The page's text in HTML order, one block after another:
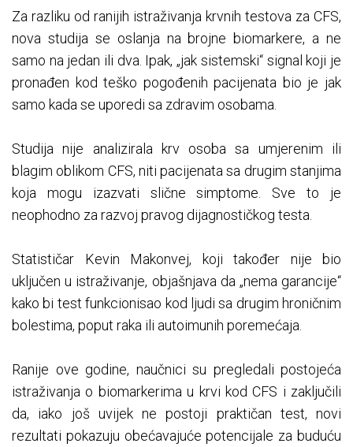
Za razliku od ranijih istraživanja krvnih testova za CFS,
nova studija se oslanja na brojne biomarkere, a ne
samo na jedan ili dva. Ipak, „jak sistemski“ signal koji je
pronađen kod teško pogođenih pacijenata bio je jak
samo kada se uporedi sa zdravim osobama.
Studija nije analizirala krv osoba sa umjerenim ili
blagim oblikom CFS, niti pacijenata sa drugim stanjima
koja mogu izazvati slične simptome. Sve to je
neophodno za razvoj pravog dijagnostičkog testa.
Statističar Kevin Makonvej, koji također nije bio
uključen u istraživanje, objašnjava da „nema garancije“
kako bi test funkcionisao kod ljudi sa drugim hroničnim
bolestima, poput raka ili autoimunih poremećaja.
Ranije ove godine, naučnici su pregledali postojeća
istraživanja o biomarkerima u krvi kod CFS i zaključili
da, iako još uvijek ne postoji praktičan test, novi
rezultati pokazuju obećavajuće potencijale za buduću